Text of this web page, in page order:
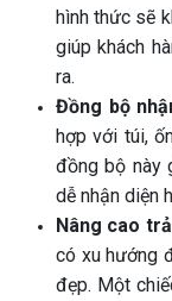
hình thức sẽ
giúp khách
ra.
Đồng bộ
hợp với túi,
đồng bộ này
dễ nhận diện
Nâng cao
có xu hướng
đẹp. Một